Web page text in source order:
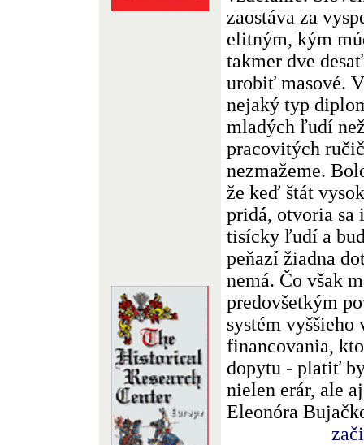
zaostáva za
elitným, kým
takmer dve
urobiť masové.
nejaký typ
mladých ľudí
pracovitých
nezmažeme.
že keď štát
pridá, otvoria sa
tisícky ľudí a
peňazí žiadna
nemá. Čo však
predovšetkým
systém vyššieho
financovania,
dopytu - platiť
nielen erár, ale
Eleonóra